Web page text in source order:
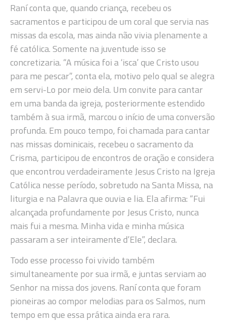
Raní conta que, quando criança, recebeu os
sacramentos e participou de um coral que servia nas
missas da escola, mas ainda não vivia plenamente a
fé católica. Somente na juventude isso se
concretizaria. “A música foi a ‘isca’ que Cristo usou
para me pescar”, conta ela, motivo pelo qual se alegra
em servi-Lo por meio dela. Um convite para cantar
em uma banda da igreja, posteriormente estendido
também à sua irmã, marcou o início de uma conversão
profunda. Em pouco tempo, foi chamada para cantar
nas missas dominicais, recebeu o sacramento da
Crisma, participou de encontros de oração e considera
que encontrou verdadeiramente Jesus Cristo na Igreja
Católica nesse período, sobretudo na Santa Missa, na
liturgia e na Palavra que ouvia e lia. Ela afirma: “Fui
alcançada profundamente por Jesus Cristo, nunca
mais fui a mesma. Minha vida e minha música
passaram a ser inteiramente d’Ele”, declara.
Todo esse processo foi vivido também
simultaneamente por sua irmã, e juntas serviam ao
Senhor na missa dos jovens. Raní conta que foram
pioneiras ao compor melodias para os Salmos, num
tempo em que essa prática ainda era rara.